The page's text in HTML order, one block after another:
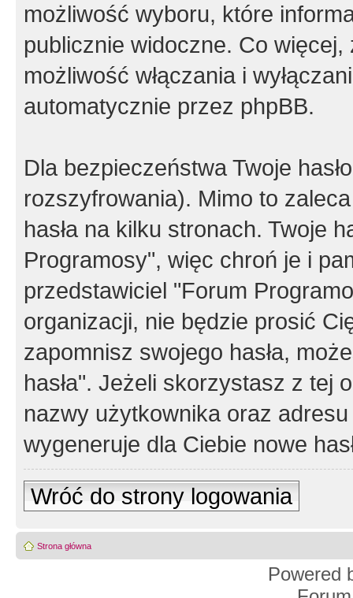
możliwość wyboru, które
publicznie widoczne. Co
możliwość włączania i
automatycznie przez phpBB.
Dla bezpieczeństwa Twoje
rozszyfrowania). Mimo to
hasła na kilku stronach. Twoje
Programosy", więc chroń je i
przedstawiciel "Forum
organizacji, nie będzie prosić
zapomnisz swojego hasła,
hasła". Jeżeli skorzystasz z tej
nazwy użytkownika oraz
wygeneruje dla Ciebie nowe
Wróć do strony logowania
Strona główna
Powered